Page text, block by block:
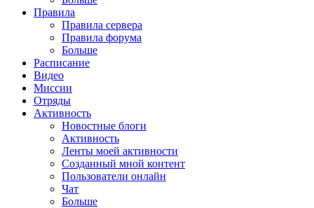
Правила
Правила сервера
Правила форума
Больше
Расписание
Видео
Миссии
Отряды
Активность
Новостные блоги
Активность
Ленты моей активности
Созданный мной контент
Пользователи онлайн
Чат
Больше